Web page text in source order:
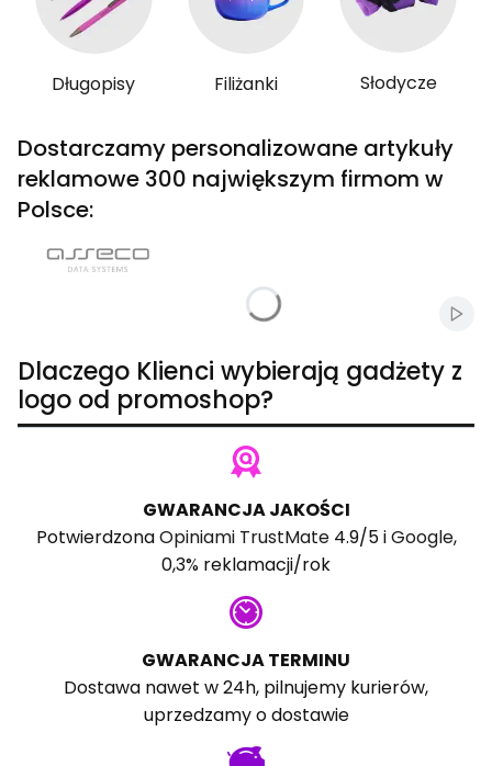
Długopisy Filiżanki Słodycze
Dostarczamy personalizowane artykuły
reklamowe 300 największym firmom w
Polsce:
Dlaczego Klienci wybierają gadżety z
logo od promoshop?
GWARANCJA JAKOŚCI
PotwierdzonaOpiniami TrustMate4.9/5 iGoogle,
0,3% reklamacji/rok
GWARANCJA TERMINU
Dostawa nawet w 24h, pilnujemy kurierów,
uprzedzamy o dostawie